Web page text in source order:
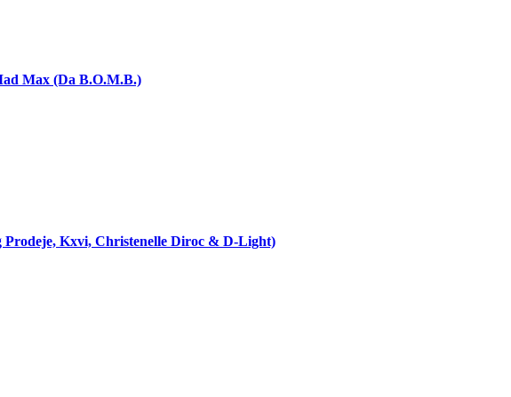
Max (Da B.O.M.B.)
Kxvi, Christenelle Diroc & D-Light)